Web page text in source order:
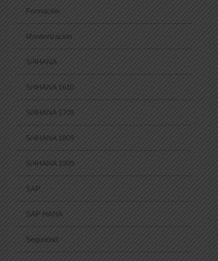
Formación
Monitorización
S/4HANA
S/4HANA 1610
S/4HANA 1709
S/4HANA 1809
S/4HANA 1909
SAP
SAP HANA
Seguridad